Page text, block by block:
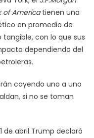
of Americatienen una
en promedio de
tangible, con lo que sus
dependiendo del
cayendo uno a uno
si no se toman
de abril Trump declaró